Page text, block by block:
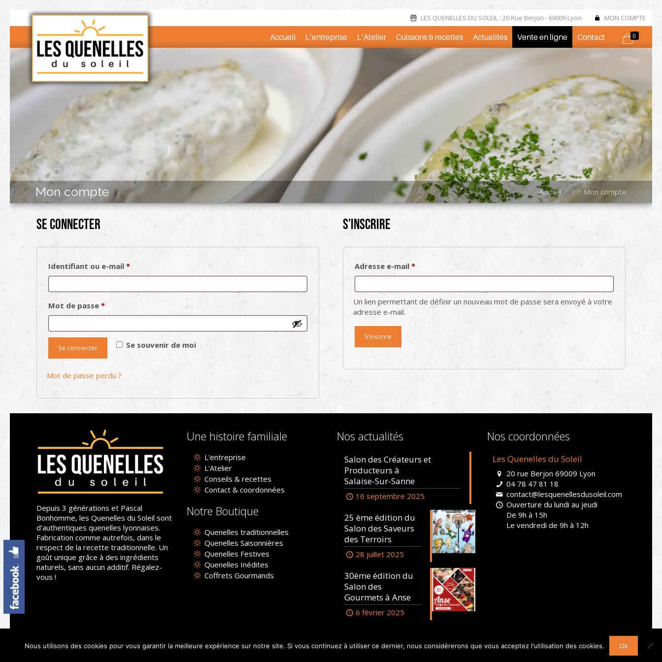
LES QUENELLES DU SOLEIL : 20 Rue Berjon - 69009 Lyon MON COMPTE
Accueil L’entreprise L’Atelier Cuissons & recettes Actualités Vente en ligne Contact 0
Mon compte Accueil Mon compte
Se connecter
Identifiant ou e-mail*Obligatoire
Mot de passe*Obligatoire
Se souvenir de moi
Se connecter
Mot de passe perdu ?
S’inscrire
Adresse e-mail *Obligatoire
Un lien permettant de définir un nouveau mot de passe sera envoyé à votre
adresse e-mail.
S’inscrire
Depuis 3 générations et Pascal
Bonhomme, les Quenelles du Soleil sont
d'authentiques quenelles lyonnaises.
Fabrication comme autrefois, dans le
respect de la recette traditionnelle. Un
goût unique grâce à des ingrédients
naturels, sans aucun additif. Régalez-
vous !
Une histoire familiale
L'entreprise
L'Atelier
Conseils & recettes
Contact & coordonnées
Notre Boutique
Quenelles traditionnelles
Quenelles Saisonnières
Quenelles Festives
Quenelles Inédites
Coffrets Gourmands
Nos actualités
Salon des Créateurs et
Producteurs à
Salaise-Sur-Sanne
16 septembre 2025
25 ème édition du
Salon des Saveurs
des Terroirs
28 juillet 2025
30ème édition du
Salon des
Gourmets à Anse
6 février 2025
Nos coordonnées
Les Quenelles du Soleil
20 rue Berjon 69009 Lyon
04 78 47 81 18
contact@lesquenellesdusoleil.com
Ouverture du lundi au jeudi
De 9h à 15h
Le vendredi de 9h à 12h
Nous utilisons des cookies pour vous garantir la meilleure expérience sur notre site. Si vous continuez à utiliser ce dernier, nous considérerons que vous acceptez l'utilisation des cookies. Ok